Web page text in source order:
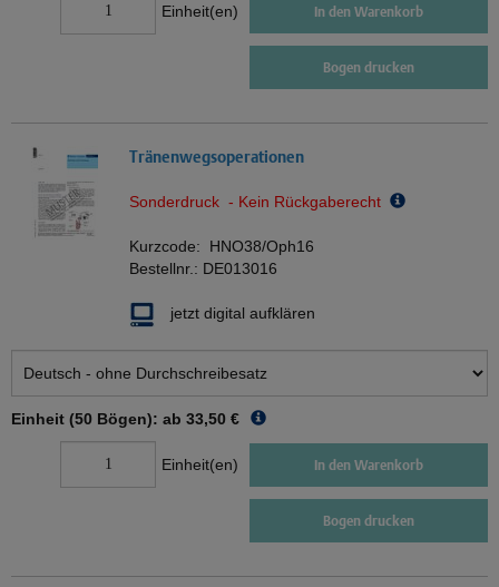
Einheit(en) In den Warenkorb
Bogen drucken
Tränenwegsoperationen
Sonderdruck - Kein Rückgaberecht
Kurzcode: HNO38/Oph16
Bestellnr.: DE013016
jetzt digital aufklären
Einheit (50 Bögen): ab 33,50 €
Einheit(en) In den Warenkorb
Bogen drucken